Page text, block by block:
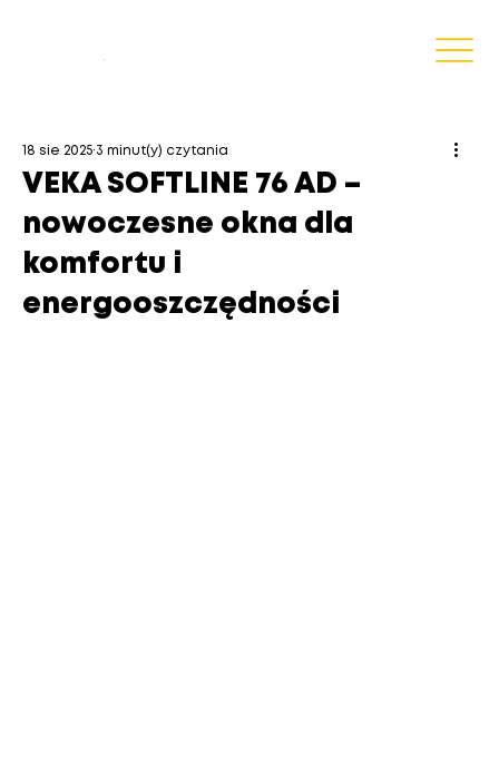
.
VEKA SOFTLINE 76 AD –
nowoczesne okna dla
komfortu i
energooszczędności
18 sie 2025 3 minut(y) czytania